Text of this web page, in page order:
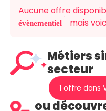
Aucune offre
évènementiel
mais
Métiers
secteur
1 offre dans
ou